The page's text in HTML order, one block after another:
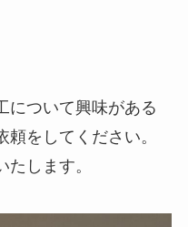
について興味がある
をしてください。
します。